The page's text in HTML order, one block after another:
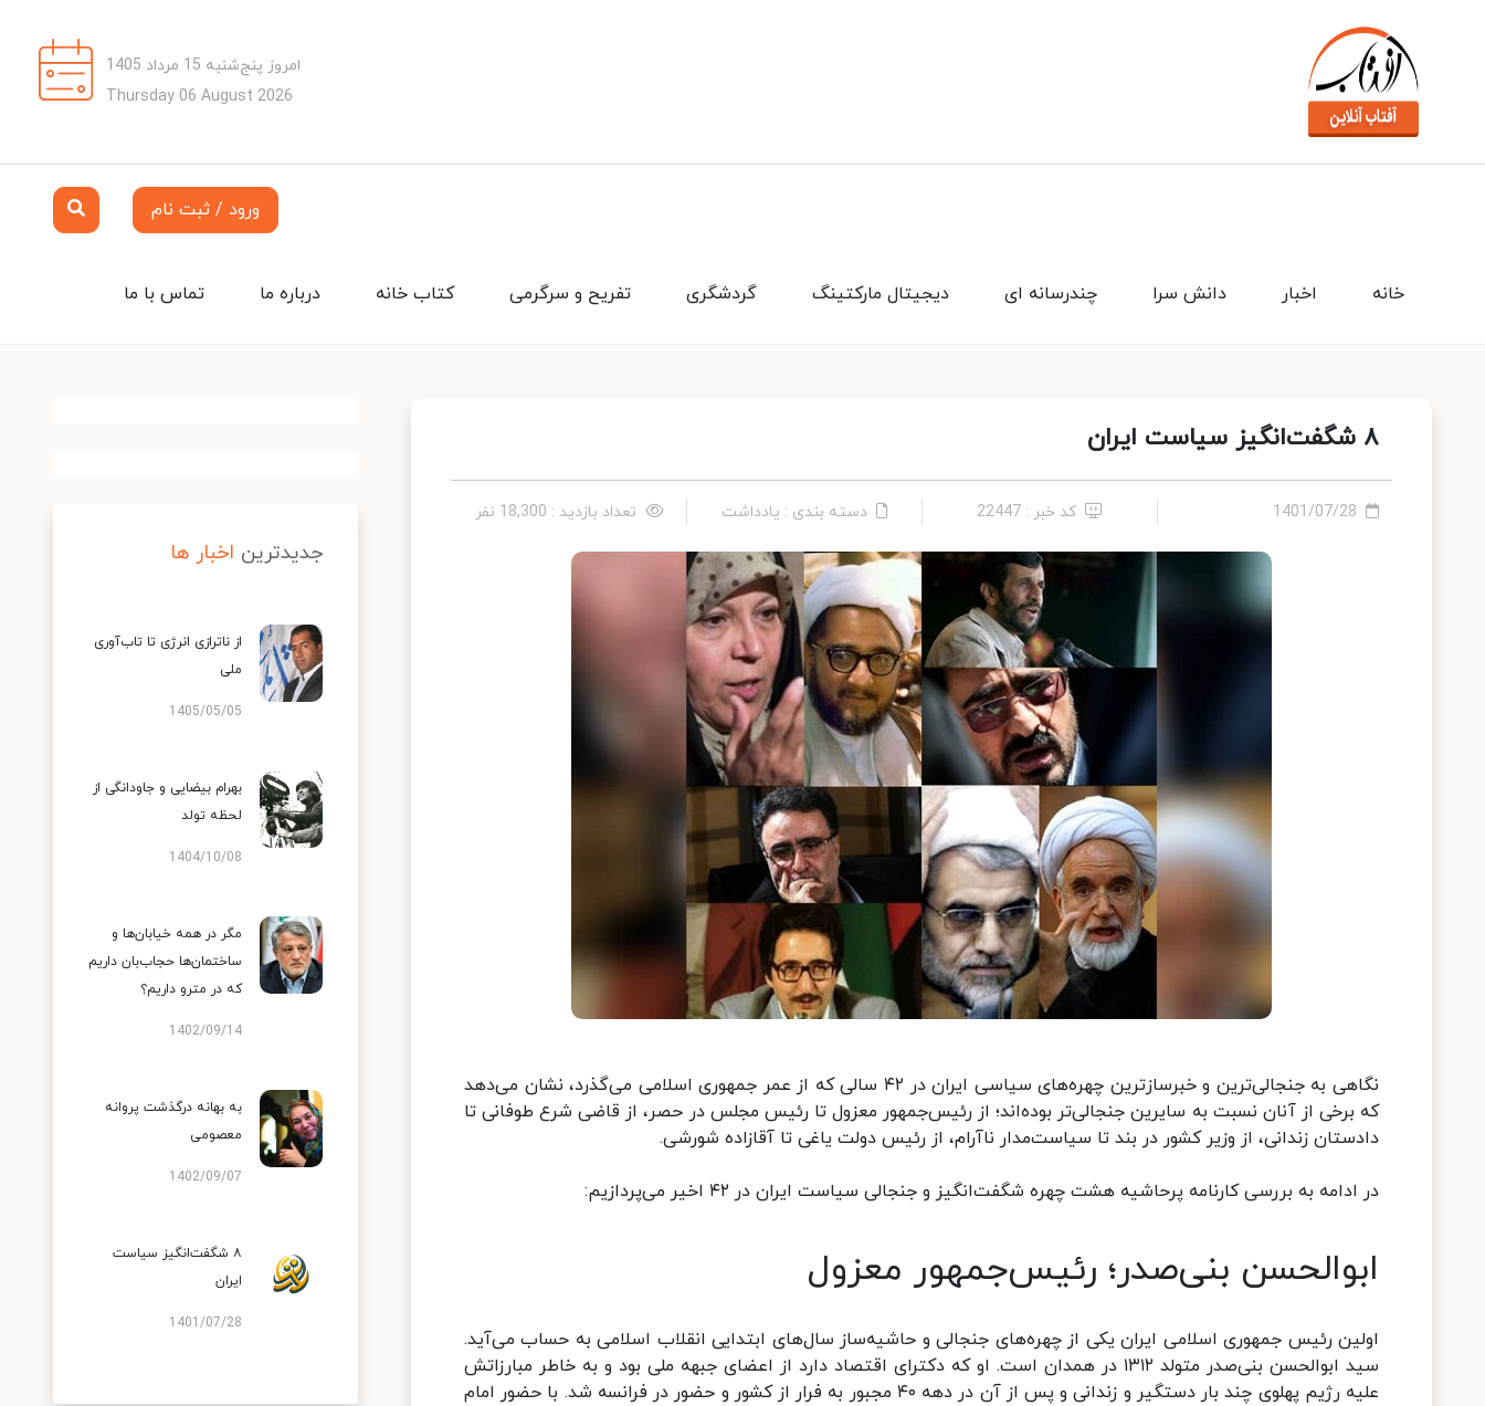
امروز پنج‌شنبه 15 مرداد 1405
Thursday 06 August 2026
ورود / ثبت نام
تماس با ما درباره ما کتاب خانه تفریح و سرگرمی گردشگری دیجیتال مارکتینگ چندرسانه ای دانش سرا اخبار خانه
۸ شگفت‌انگیز سیاست ایران
1401/07/28 کد خبر : 22447 دسته بندی : یادداشت تعداد بازدید : 18,300 نفر
نگاهی به جنجالی‌ترین و خبرسازترین چهره‌های سیاسی ایران در ۴۲ سالی که از عمر جمهوری اسلامی می‌گذرد، نشان می‌دهد
که برخی از آنان نسبت به سایرین جنجالی‌تر بوده‌اند؛ از رئیس‌جمهور معزول تا رئیس مجلس در حصر، از قاضی شرع طوفانی تا
دادستان زندانی، از وزیر کشور در بند تا سیاست‌مدار ناآرام، از رئیس دولت یاغی تا آقازاده شورشی.
در ادامه به بررسی کارنامه پرحاشیه هشت چهره شگفت‌انگیز و جنجالی سیاست ایران در ۴۲ اخیر می‌پردازیم:
ابوالحسن بنی‌صدر؛ رئیس‌جمهور معزول
اولین رئیس جمهوری اسلامی ایران یکی از چهره‌های جنجالی و حاشیه‌ساز سال‌های ابتدایی انقلاب اسلامی به حساب می‌آید.
سید ابوالحسن بنی‌صدر متولد ۱۳۱۲ در همدان است. او که دکترای اقتصاد دارد از اعضای جبهه ملی بود و به خاطر مبارزاتش
علیه رژیم پهلوی چند بار دستگیر و زندانی و پس از آن در دهه ۴۰ مجبور به فرار از کشور و حضور در فرانسه شد. با حضور امام
جدیدترین اخبار ها
از ناترازی انرژی تا تاب‌آوری
ملی
1405/05/05
بهرام بیضایی و جاودانگی از
لحظه تولد
1404/10/08
مگر در همه خیابان‌ها و
ساختمان‌ها حجاب‌بان داریم
که در مترو داریم؟
1402/09/14
به بهانه درگذشت پروانه
معصومی
1402/09/07
۸ شگفت‌انگیز سیاست
ایران
1401/07/28